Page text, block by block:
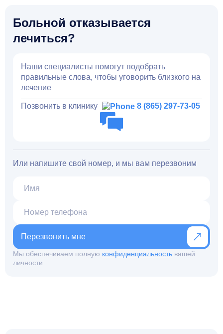
Больной отказывается
лечиться?
Наши специалисты помогут подобрать
правильные слова, чтобы уговорить близкого на
лечение
Позвонить в клинику 8 (865) 297-73-05
Или напишите свой номер, и мы вам перезвоним
Перезвонить мне
Мы обеспечиваем полную конфиденциальность вашей
личности